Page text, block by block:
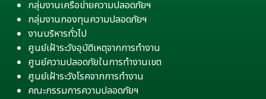
กลุ่มงานเครือข่ายความปลอดภัยฯ
กลุ่มงานกองทุนความปลอดภัยฯ
งานบริหารทั่วไป
ศูนย์เฝ้าระวังอุบัติเหตุจากการทำงาน
ศูนย์ความปลอดภัยในการทำงานเขต
ศูนย์เฝ้าระวังโรคจากการทำงาน
คณะกรรมการความปลอดภัยฯ